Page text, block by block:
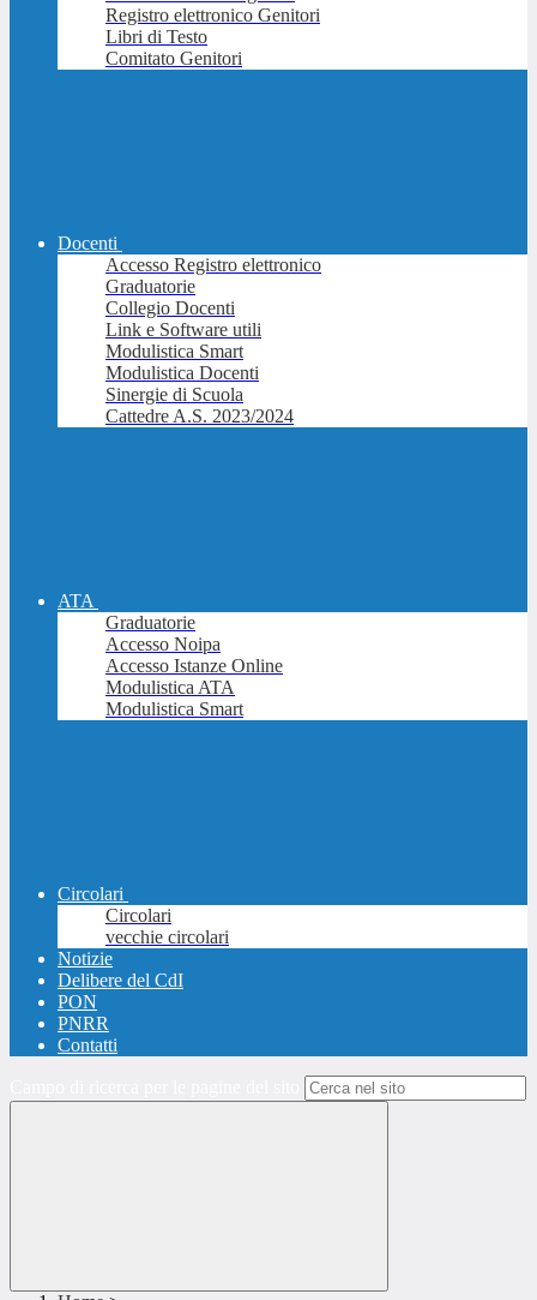
Registro elettronico Genitori
Libri di Testo
Comitato Genitori
Docenti
Accesso Registro elettronico
Graduatorie
Collegio Docenti
Link e Software utili
Modulistica Smart
Modulistica Docenti
Sinergie di Scuola
Cattedre A.S. 2023/2024
ATA
Graduatorie
Accesso Noipa
Accesso Istanze Online
Modulistica ATA
Modulistica Smart
Circolari
Circolari
vecchie circolari
Notizie
Delibere del CdI
PON
PNRR
Contatti